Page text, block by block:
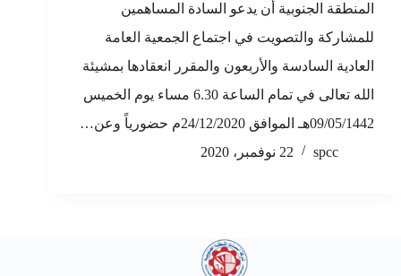
المنطقة الجنوبية أن يدعو السادة المساهمين
للمشاركة والتصويت في اجتماع الجمعية العامة
العادية السادسة والأربعون والمقرر انعقادها بمشيئة
الله تعالى في تمام الساعة 6.30 مساء يوم الخميس
09/05/1442هـ الموافق 24/12/2020م حضورياً وعن…
spcc
22 نوفمبر، 2020